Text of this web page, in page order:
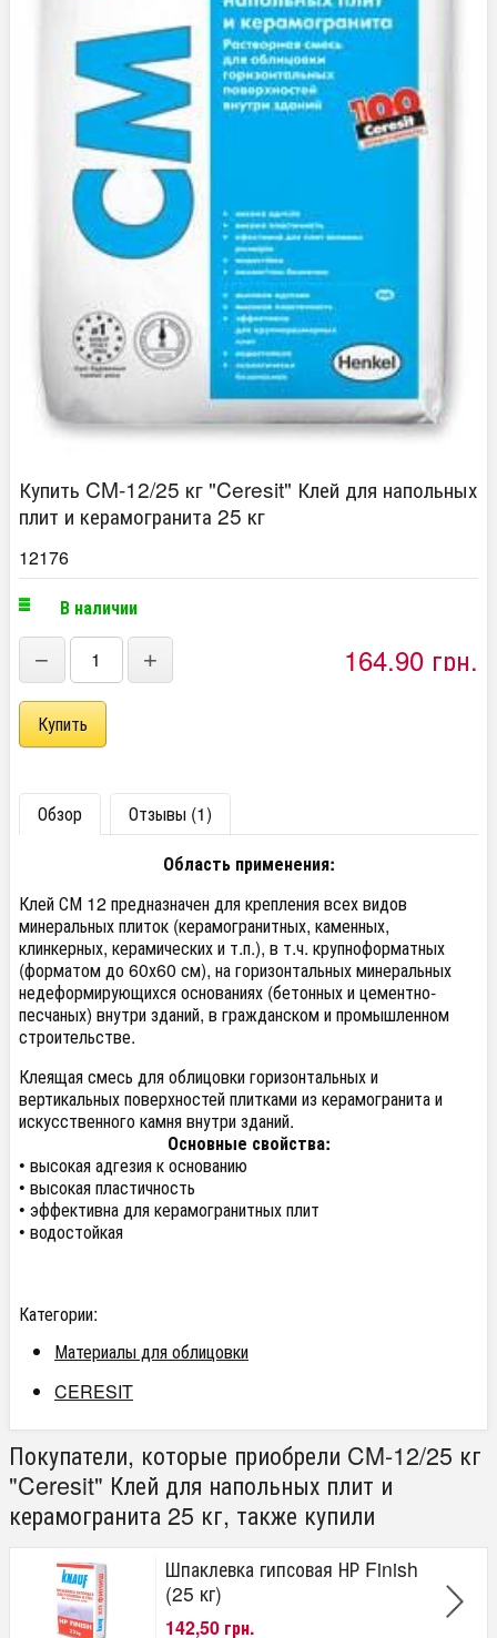
Купить CM-12/25 кг "Ceresit" Клей для напольных
плит и керамогранита 25 кг
12176
В наличии
− + 164,90 грн.
Обзор
Отзывы (1)
Область применения:
Клей СМ 12 предназначен для крепления всех видов
минеральных плиток (керамогранитных, каменных,
клинкерных, керамических и т.п.), в т.ч. крупноформатных
(форматом до 60х60 см), на горизонтальных минеральных
недеформирующихся основаниях (бетонных и цементно-
песчаных) внутри зданий, в гражданском и промышленном
строительстве.
Клеящая смесь для облицовки горизонтальных и
вертикальных поверхностей плитками из керамогранита и
искусственного камня внутри зданий.
Основные свойства:
• высокая адгезия к основанию
• высокая пластичность
• эффективна для керамогранитных плит
• водостойкая
Категории:
Материалы для облицовки
CERESIT
Покупатели, которые приобрели CM-12/25 кг
"Ceresit" Клей для напольных плит и
керамогранита 25 кг, также купили
Шпаклевка гипсовая НР Finish
(25 кг)
142,50 грн.